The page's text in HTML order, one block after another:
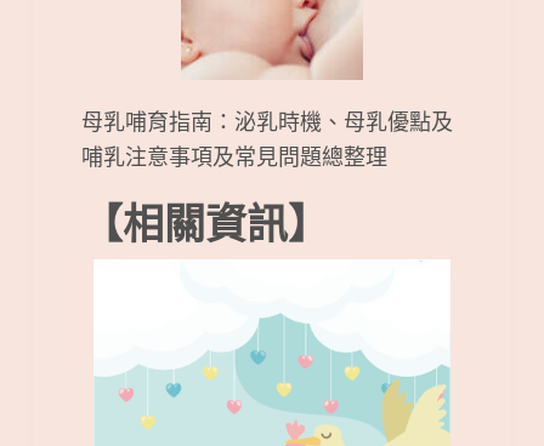
母乳哺育指南：泌乳時機、母乳優點及
哺乳注意事項及常見問題總整理
【相關資訊】